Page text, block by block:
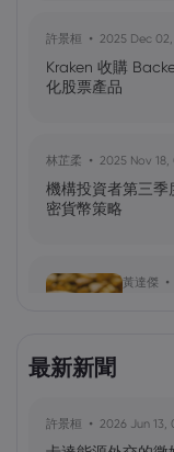
許景桓 2025 Dec 02,
Kraken 收購
化股票產品
林芷柔 2025 Nov 18,
機構投資者第三季
密貨幣策略
黃達傑
黃達傑
最新新聞
許景桓 2026 Jun 13,